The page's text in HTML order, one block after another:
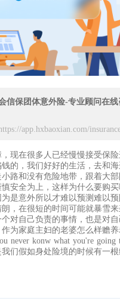
信保团体意外险-专业顾问在线
现在很多人已经慢慢接受保
的，我们好好的生活，去和
路和没有危险地带，跟着大
安全为上，这样为什么要购买
是意外所以才难以预测难以
，在很短的时间可能就暴雪
对自己负责的事情，也是对
为家庭主妇的老婆怎么样赡
never konw what you're
们假如身处险境的时候有一